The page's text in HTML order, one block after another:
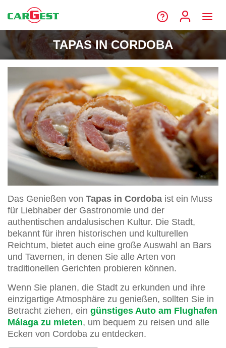
TAPAS IN CORDOBA
Das Genießen von Tapas in Cordoba ist ein Muss
für Liebhaber der Gastronomie und der
authentischen andalusischen Kultur. Die Stadt,
bekannt für ihren historischen und kulturellen
Reichtum, bietet auch eine große Auswahl an Bars
und Tavernen, in denen Sie alle Arten von
traditionellen Gerichten probieren können.
Wenn Sie planen, die Stadt zu erkunden und ihre
einzigartige Atmosphäre zu genießen, sollten Sie in
Betracht ziehen, ein günstiges Auto am Flughafen
Málaga zu mieten, um bequem zu reisen und alle
Ecken von Cordoba zu entdecken.